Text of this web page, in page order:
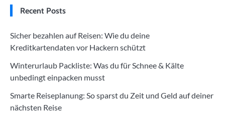
Recent Posts
Sicher bezahlen auf Reisen: Wie du deine
Kreditkartendaten vor Hackern schützt
Winterurlaub Packliste: Was du für Schnee & Kälte
unbedingt einpacken musst
Smarte Reiseplanung: So sparst du Zeit und Geld auf deiner
nächsten Reise